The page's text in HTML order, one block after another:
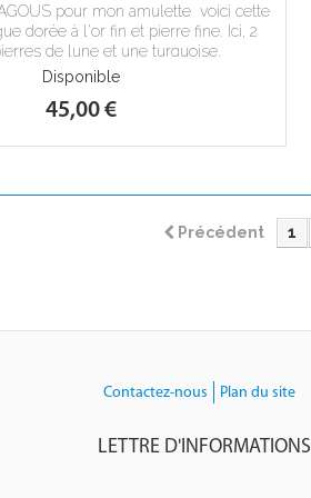
pour mon amulette voici cette
dorée à l'or fin et pierre fine. Ici, 2
de lune et une turquoise.
Disponible
45,00 €
Précédent 1
Contactez-nous Plan du site
LETTRE D'INFORMATIONS